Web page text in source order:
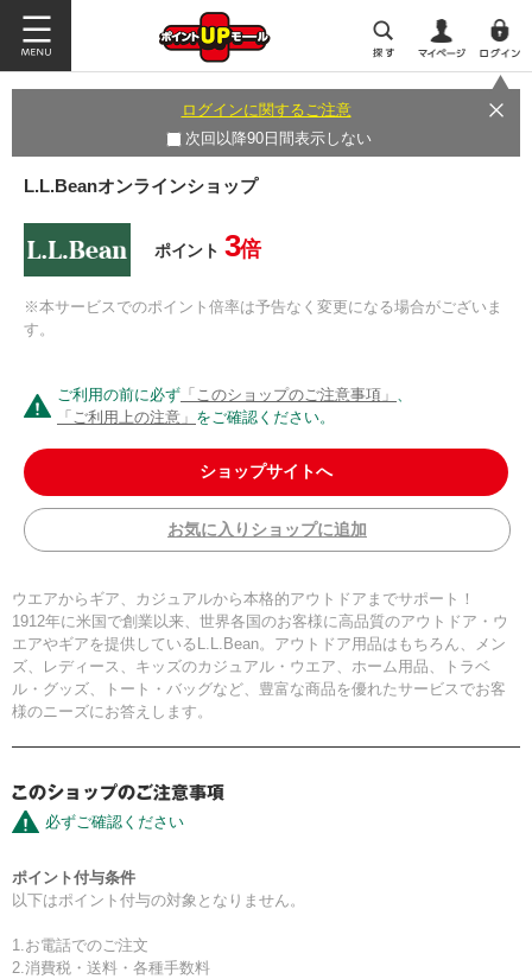
ログインに関するご注意
次回以降90日間表示しない
L.L.Beanオンラインショップ
ポイント 3倍
※本サービスでのポイント倍率は予告なく変更になる場合がございま
す。
ご利用の前に必ず 「このショップのご注意事項」 、
「ご利用上の注意」 をご確認ください。
ショップサイトへ
お気に入りショップに追加
ウエアからギア、カジュアルから本格的アウトドアまでサポート！
1912年に米国で創業以来、世界各国のお客様に高品質のアウトドア・ウ
エアやギアを提供しているL.L.Bean。アウトドア用品はもちろん、メン
ズ、レディース、キッズのカジュアル・ウエア、ホーム用品、トラベ
ル・グッズ、トート・バッグなど、豊富な商品を優れたサービスでお客
様のニーズにお答えします。
必ずご確認ください
ポイント付与条件
以下はポイント付与の対象となりません。
1.お電話でのご注文
2.消費税・送料・各種手数料